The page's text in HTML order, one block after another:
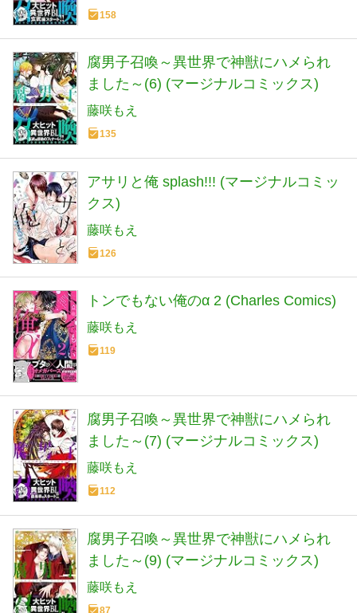
158
腐男子召喚～異世界で神獣にハメられ
ました～(6) (マージナルコミックス)
藤咲もえ
135
アサリと俺 splash!!! (マージナルコミッ
クス)
藤咲もえ
126
トンでもない俺のα 2 (Charles Comics)
藤咲もえ
119
腐男子召喚～異世界で神獣にハメられ
ました～(7) (マージナルコミックス)
藤咲もえ
112
腐男子召喚～異世界で神獣にハメられ
ました～(9) (マージナルコミックス)
藤咲もえ
87